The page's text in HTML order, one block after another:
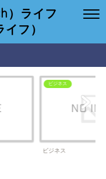
）ライフ
フ）
ビジネス
ビジネス